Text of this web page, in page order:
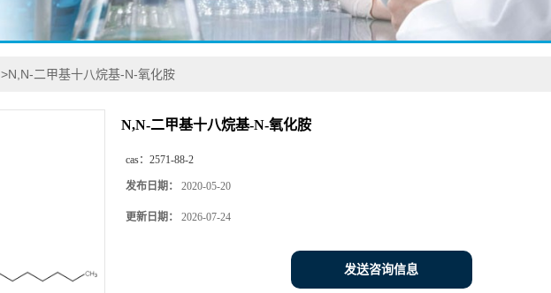
>N,N-二甲基十八烷基-N-氧化胺
N,N-二甲基十八烷基-N-氧化胺
cas： 2571-88-2
发布日期： 2020-05-20
更新日期： 2026-07-24
发送咨询信息